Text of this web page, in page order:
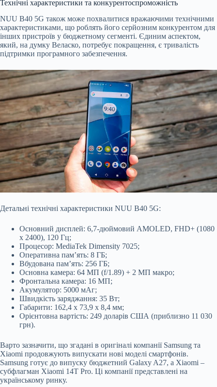
Технічні характеристики та конкурентоспроможність
NUU B40 5G також може похвалитися вражаючими технічними
характеристиками, що роблять його серйозним конкурентом для
інших пристроїв у бюджетному сегменті. Єдиним аспектом,
який, на думку Веласко, потребує покращення, є тривалість
підтримки програмного забезпечення.
Детальні технічні характеристики NUU B40 5G:
Основний дисплей: 6,7-дюймовий AMOLED, FHD+ (1080
x 2400), 120 Гц;
Процесор: MediaTek Dimensity 7025;
Оперативна пам’ять: 8 ГБ;
Вбудована пам’ять: 256 ГБ;
Основна камера: 64 МП (f/1.89) + 2 МП макро;
Фронтальна камера: 16 МП;
Акумулятор: 5000 мАг;
Швидкість заряджання: 35 Вт;
Габарити: 162,4 x 73,9 x 8,4 мм;
Орієнтовна вартість: 249 доларів США (приблизно 11 030
грн).
Варто зазначити, що згадані в оригіналі компанії Samsung та
Xiaomi продовжують випускати нові моделі смартфонів.
Samsung готує до випуску бюджетний Galaxy A27, а Xiaomi –
субфлагман Xiaomi 14T Pro. Ці компанії представлені на
українському ринку.